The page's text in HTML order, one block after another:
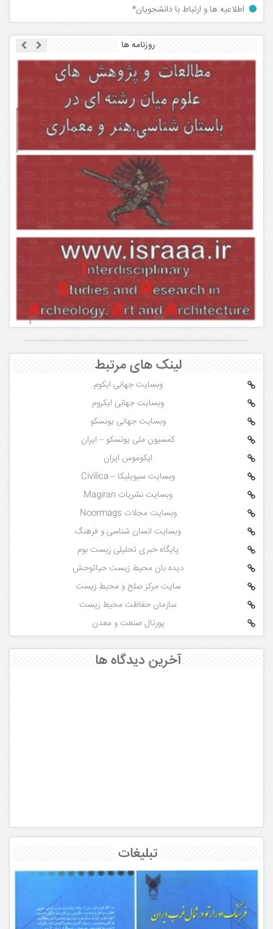
اطلاعیه ها و ارتباط با دانشجویان*
روزنامه ها
لینک های مرتبط
وبسایت جهانی ایکوم
وبسایت جهانی ایکروم
وبسایت جهانی یونسکو
کمسیون ملی یونسکو – ایران
ایکوموس ایران
وبسایت سیویلیکا – Civilica
وبسایت نشریات Magiran
وبسایت مجلات Noormags
وبسایت انسان شناسی و فرهنگ
پایگاه خبری تحلیلی زیست بوم
دیده بان محیط زیست حیاتوحش
سایت مرکز صلح و محیط زیست
سازمان حفاظت محیط زیست
پورتال صنعت و معدن
آخرین دیدگاه ها
تبلیغات